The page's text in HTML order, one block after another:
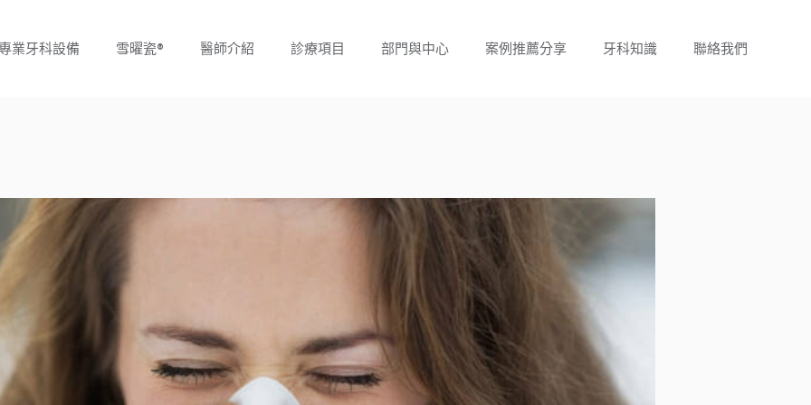
業牙科設備 雪曜瓷® 醫師介紹 診療項目 部門與中心 案例推薦分享 牙科知識 聯絡我們